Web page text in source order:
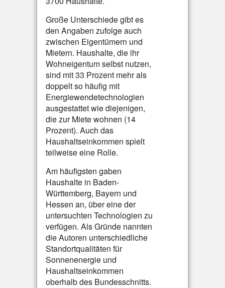
Große Unterschiede gibt es
den Angaben zufolge auch
zwischen Eigentümern und
Mietern. Haushalte, die ihr
Wohneigentum selbst nutzen,
sind mit 33 Prozent mehr als
doppelt so häufig mit
Energiewendetechnologien
ausgestattet wie diejenigen,
die zur Miete wohnen (14
Prozent). Auch das
Haushaltseinkommen spielt
teilweise eine Rolle.
Am häufigsten gaben
Haushalte in Baden-
Württemberg, Bayern und
Hessen an, über eine der
untersuchten Technologien zu
verfügen. Als Gründe nannten
die Autoren unterschiedliche
Standortqualitäten für
Sonnenenergie und
Haushaltseinkommen
oberhalb des Bundesschnitts.